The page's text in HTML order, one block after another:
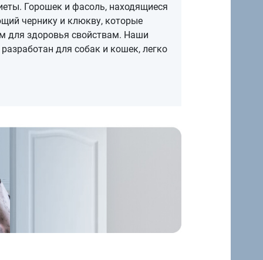
Горошек и фасоль, находящиеся
чернику и клюкву, которые
для здоровья свойствам. Наши
для собак и кошек, легко